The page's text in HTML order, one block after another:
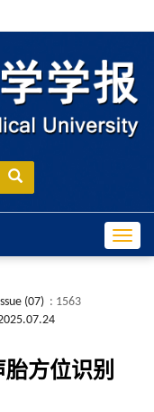
(07) : 1563
方位识别